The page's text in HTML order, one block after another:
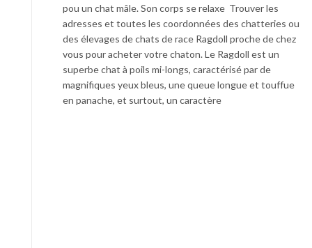
pou un chat mâle. Son corps se relaxe Trouver les
adresses et toutes les coordonnées des chatteries ou
des élevages de chats de race Ragdoll proche de chez
vous pour acheter votre chaton. Le Ragdoll est un
superbe chat à poils mi-longs, caractérisé par de
magnifiques yeux bleus, une queue longue et touffue
en panache, et surtout, un caractère